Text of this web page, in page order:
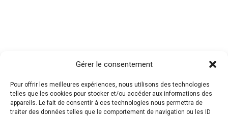
Gérer le consentement
Pour offrir les meilleures expériences, nous utilisons des technologies
telles que les cookies pour stocker et/ou accéder aux informations des
appareils. Le fait de consentir à ces technologies nous permettra de
traiter des données telles que le comportement de navigation ou les ID